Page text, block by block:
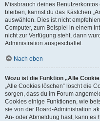
Missbrauch deines
bleiben, kannst du das Kästchen
auswählen. Dies ist nicht
Computer, zum Beispiel in einem
nicht zur Verfügung steht, dann
Administration ausgeschaltet.
Nach oben
Wozu ist die Funktion „Alle
„Alle Cookies löschen“ löscht die
sorgen, dass du im Forum
Cookies einige Funktionen, wie
sie von der Board-Administration
An- oder Abmeldung hast, kann es